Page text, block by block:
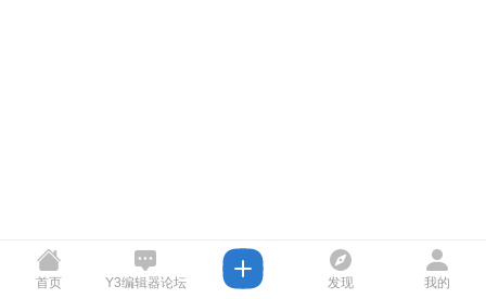
首页 Y3编辑器论坛 发现 我的